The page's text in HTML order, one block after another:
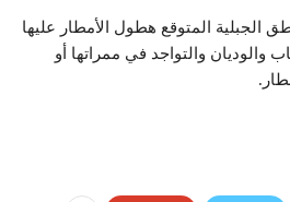
الجبلية المتوقع هطول الأمطار عليها
والتواجد في ممراتها أو